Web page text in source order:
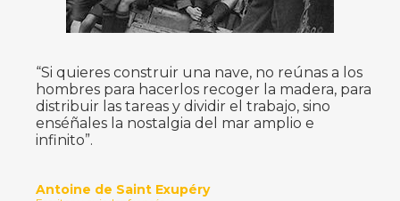
“Si quieres construir una nave, no reúnas a los
hombres para hacerlos recoger la madera, para
distribuir las tareas y dividir el trabajo, sino
enséñales la nostalgia del mar amplio e
infinito”.
Antoine de Saint Exupéry